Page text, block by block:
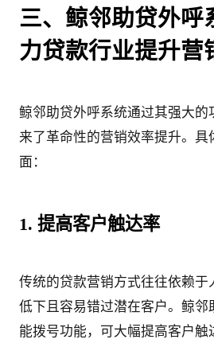
三、鲸邻助贷外呼
力贷款行业提升营
鲸邻助贷外呼系统通过其强大的
来了革命性的营销效率提升。具
面：
1. 提高客户触达率
传统的贷款营销方式往往依赖于
低下且容易错过潜在客户。鲸邻
能拨号功能，可大幅提高客户触